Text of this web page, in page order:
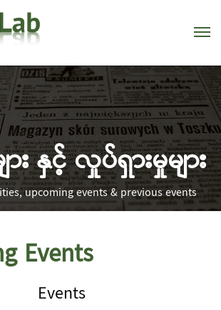
း နှင့် လှုပ်ရှားမှုများ
upcoming events & previous events
Events
Events